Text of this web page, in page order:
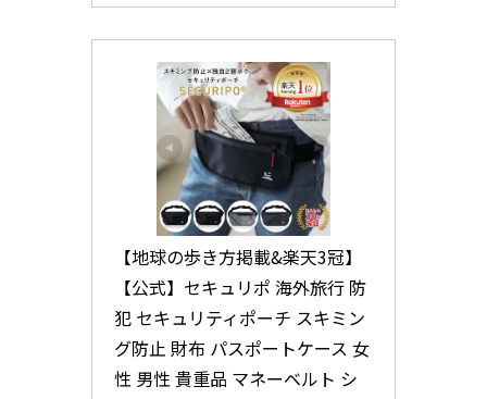
【地球の歩き方掲載&楽天3冠】
【公式】セキュリポ 海外旅行 防
犯 セキュリティポーチ スキミン
グ防止 財布 パスポートケース 女
性 男性 貴重品 マネーベルト シ